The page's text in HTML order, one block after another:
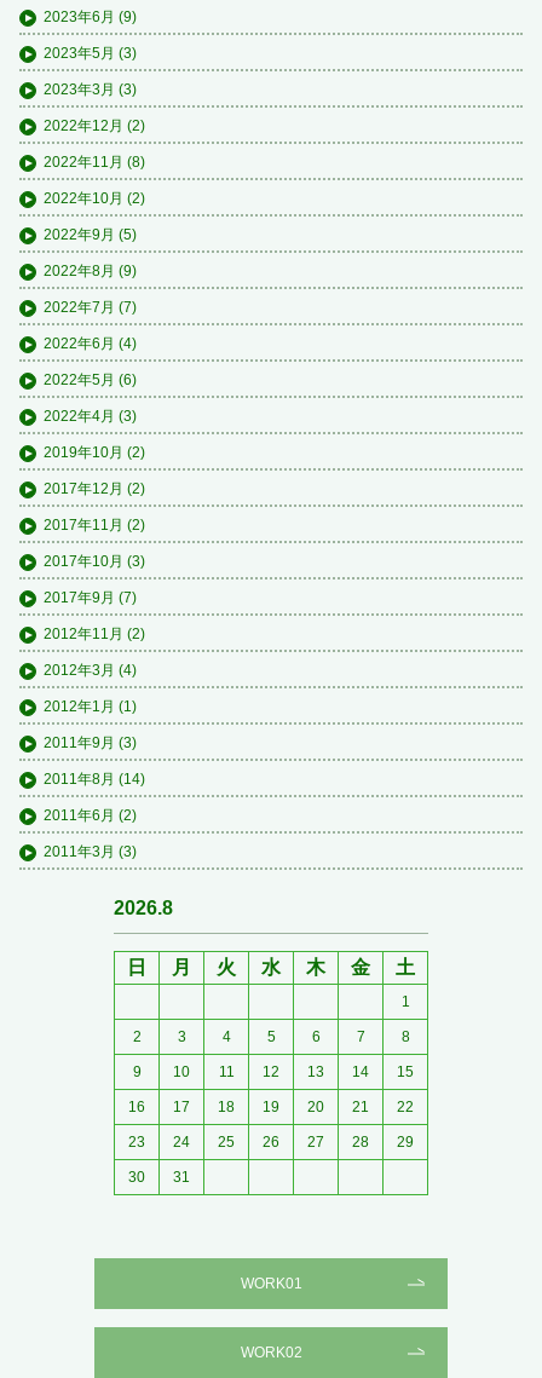
2023年6月 (9)
2023年5月 (3)
2023年3月 (3)
2022年12月 (2)
2022年11月 (8)
2022年10月 (2)
2022年9月 (5)
2022年8月 (9)
2022年7月 (7)
2022年6月 (4)
2022年5月 (6)
2022年4月 (3)
2019年10月 (2)
2017年12月 (2)
2017年11月 (2)
2017年10月 (3)
2017年9月 (7)
2012年11月 (2)
2012年3月 (4)
2012年1月 (1)
2011年9月 (3)
2011年8月 (14)
2011年6月 (2)
2011年3月 (3)
2026.8
日 月 火 水 木 金 土
1
2 3 4 5 6 7 8
9 10 11 12 13 14 15
16 17 18 19 20 21 22
23 24 25 26 27 28 29
30 31
WORK01
WORK02